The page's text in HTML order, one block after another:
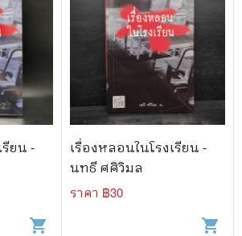
รียน -
shopping_cart
เรื่องหลอนในโรงเรียน -
นทธี ศศิวิมล
ราคา ฿30
shopping_cart
เรื่องสั้น